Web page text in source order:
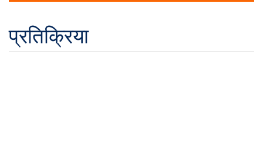
प्रतिक्रिया